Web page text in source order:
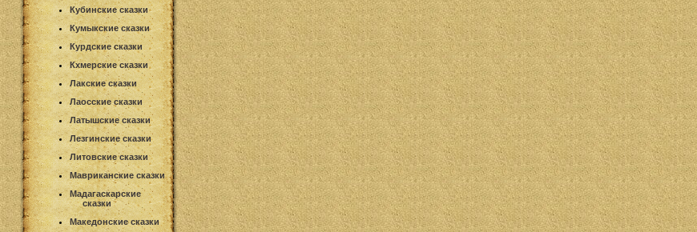
Кубинские сказки
Кумыкские сказки
Курдские сказки
Кхмерские сказки
Лакские сказки
Лаосские сказки
Латышские сказки
Лезгинские сказки
Литовские сказки
Мавриканские сказки
Мадагаскарские
сказки
Македонские сказки